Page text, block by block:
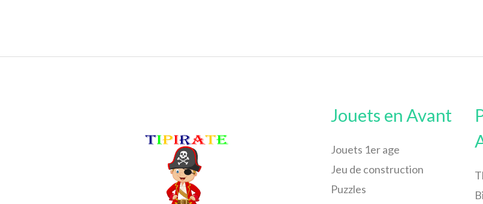
Jouets en Avant
Jouets 1er age
Jeu de construction
Puzzles